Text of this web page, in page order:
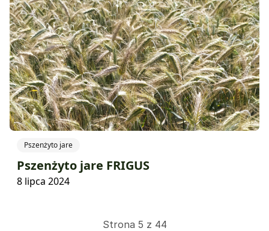
Pszenżyto jare
Pszenżyto jare FRIGUS
8 lipca 2024
Strona 5 z 44